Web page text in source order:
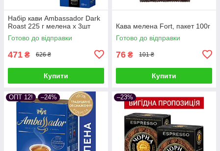
Набір кави Ambassador Dark
Roast 225 г мелена х 3шт
Готово до відправки
471 ₴ 626 ₴
Купити
Кава мелена Fort, пакет 100г
Готово до відправки
76 ₴ 101 ₴
Купити
ОПТ 12! –24% –23%